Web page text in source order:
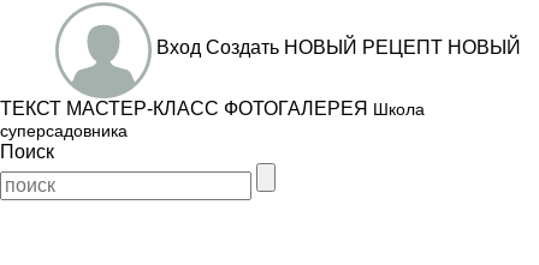
Вход Создать НОВЫЙ РЕЦЕПТ НОВЫЙ
ТЕКСТ МАСТЕР-КЛАСС ФОТОГАЛЕРЕЯ Школа
суперсадовника
Поиск